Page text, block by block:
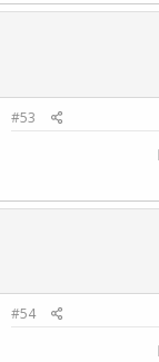
#53
#54